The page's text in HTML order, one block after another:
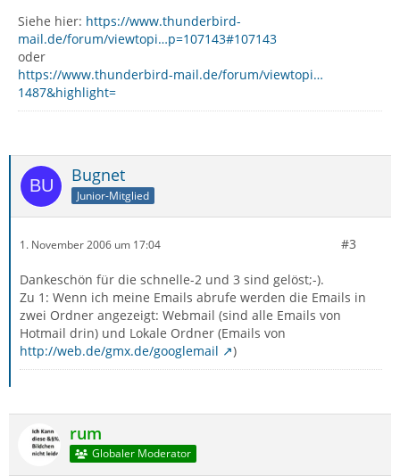
Siehe hier: https://www.thunderbird-
mail.de/forum/viewtopi…p=107143#107143
oder
https://www.thunderbird-mail.de/forum/viewtopi…
1487&highlight=
Bugnet
Junior-Mitglied
1. November 2006 um 17:04 #3
Dankeschön für die schnelle-2 und 3 sind gelöst;-).
Zu 1: Wenn ich meine Emails abrufe werden die Emails in
zwei Ordner angezeigt: Webmail (sind alle Emails von
Hotmail drin) und Lokale Ordner (Emails von
http://web.de/gmx.de/googlemail
)
rum
Globaler Moderator